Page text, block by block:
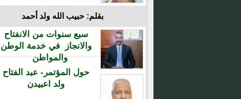
بقلم: حبيب الله ولد أحمد
سبع سنوات من الانفتاح
والانجاز في خدمة الوطن
والمواطن
حول المؤتمر- عبد الفتاح
ولد اعبيدن